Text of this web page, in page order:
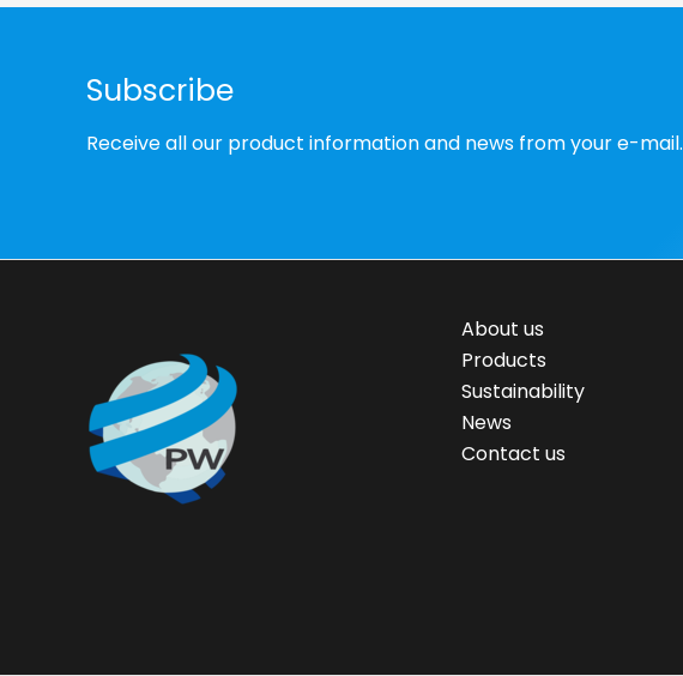
Subscribe
Receive all our product information and news from your e-mail.
About us
Products
Sustainability
News
Contact us